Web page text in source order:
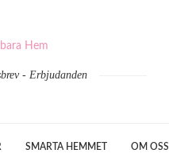
- Erbjudanden
SMARTA HEMMET OM OSS